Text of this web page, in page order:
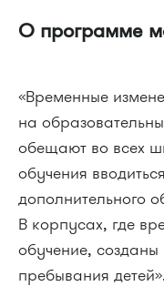
О программе
«Временные
на
обещают во всех
обучения
дополнительного
В корпусах, где
обучение,
пребывания детей».